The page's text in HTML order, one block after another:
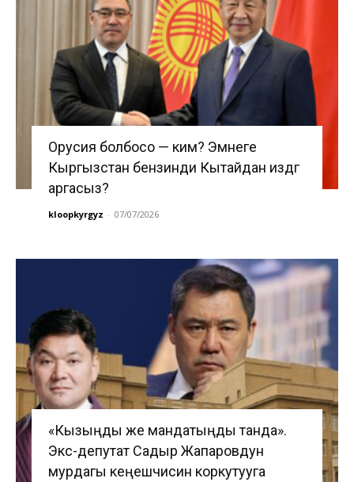
Орусия болбосо — ким? Эмнеге
Кыргызстан бензинди Кытайдан издөөгө
аргасыз?
kloopkyrgyz - 07/07/2026
«Кызыңды же мандатыңды танда».
Экс-депутат Садыр Жапаровдун
мурдагы кеңешчисин коркутууга